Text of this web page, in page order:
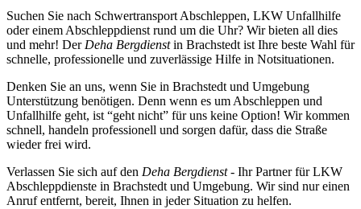
Suchen Sie nach Schwertransport Abschleppen, LKW Unfallhilfe
oder einem Abschleppdienst rund um die Uhr? Wir bieten all dies
und mehr! Der Deha Bergdienstin Brachstedt ist Ihre beste Wahl für
schnelle, professionelle und zuverlässige Hilfe in Notsituationen.
Denken Sie an uns, wenn Sie in Brachstedt und Umgebung
Unterstützung benötigen. Denn wenn es um Abschleppen und
Unfallhilfe geht, ist “geht nicht” für uns keine Option! Wir kommen
schnell, handeln professionell und sorgen dafür, dass die Straße
wieder frei wird.
Verlassen Sie sich auf den Deha Bergdienst- Ihr Partner für LKW
Abschleppdienste in Brachstedt und Umgebung. Wir sind nur einen
Anruf entfernt, bereit, Ihnen in jeder Situation zu helfen.